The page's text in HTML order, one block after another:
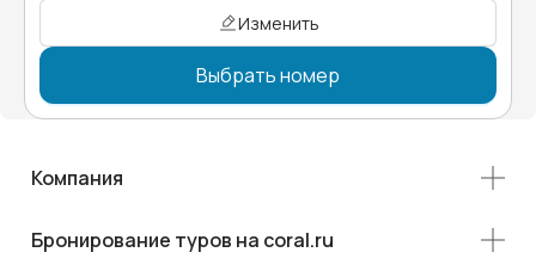
Изменить
Выбрать номер
Компания
Бронирование туров на coral.ru